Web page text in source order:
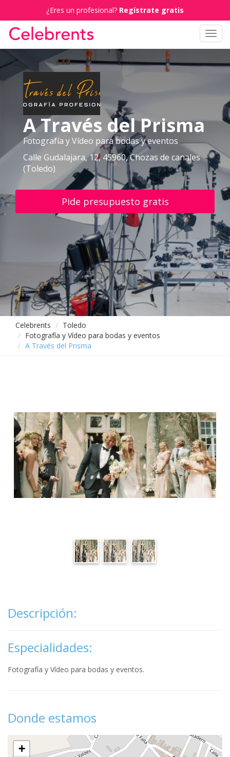
¿Eres un profesional? Regístrate gratis
A Través del Prisma
Fotografía y Vídeo para bodas y eventos
Calle Gudalajara, 12, 45960, Chozas de canales
(Toledo)
Pide presupuesto gratis
Celebrents
Toledo
Fotografía y Vídeo para bodas y eventos
A Través del Prisma
Descripción:
Especialidades:
Fotografía y Vídeo para bodas y eventos.
Donde estamos
+